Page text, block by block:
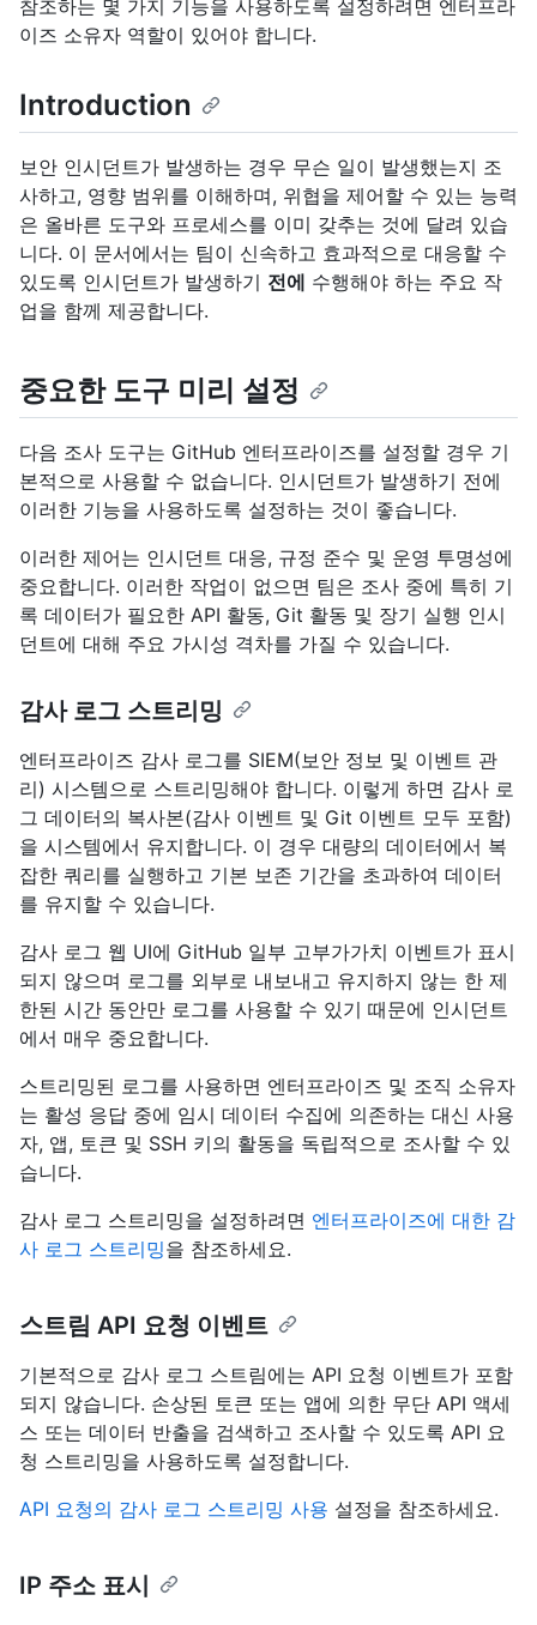
참조하는 몇 가지 기능을 사용하도록 설정하려면 엔터프라
이즈 소유자 역할이 있어야 합니다.
Introduction
보안 인시던트가 발생하는 경우 무슨 일이 발생했는지 조
사하고, 영향 범위를 이해하며, 위협을 제어할 수 있는 능력
은 올바른 도구와 프로세스를 이미 갖추는 것에 달려 있습
니다. 이 문서에서는 팀이 신속하고 효과적으로 대응할 수
있도록 인시던트가 발생하기 전에 수행해야 하는 주요 작
업을 함께 제공합니다.
중요한 도구 미리 설정
다음 조사 도구는 GitHub 엔터프라이즈를 설정할 경우 기
본적으로 사용할 수 없습니다. 인시던트가 발생하기 전에
이러한 기능을 사용하도록 설정하는 것이 좋습니다.
이러한 제어는 인시던트 대응, 규정 준수 및 운영 투명성에
중요합니다. 이러한 작업이 없으면 팀은 조사 중에 특히 기
록 데이터가 필요한 API 활동, Git 활동 및 장기 실행 인시
던트에 대해 주요 가시성 격차를 가질 수 있습니다.
감사 로그 스트리밍
엔터프라이즈 감사 로그를 SIEM(보안 정보 및 이벤트 관
리) 시스템으로 스트리밍해야 합니다. 이렇게 하면 감사 로
그 데이터의 복사본(감사 이벤트 및 Git 이벤트 모두 포함)
을 시스템에서 유지합니다. 이 경우 대량의 데이터에서 복
잡한 쿼리를 실행하고 기본 보존 기간을 초과하여 데이터
를 유지할 수 있습니다.
감사 로그 웹 UI에 GitHub 일부 고부가가치 이벤트가 표시
되지 않으며 로그를 외부로 내보내고 유지하지 않는 한 제
한된 시간 동안만 로그를 사용할 수 있기 때문에 인시던트
에서 매우 중요합니다.
스트리밍된 로그를 사용하면 엔터프라이즈 및 조직 소유자
는 활성 응답 중에 임시 데이터 수집에 의존하는 대신 사용
자, 앱, 토큰 및 SSH 키의 활동을 독립적으로 조사할 수 있
습니다.
감사 로그 스트리밍을 설정하려면 엔터프라이즈에 대한 감
사 로그 스트리밍을 참조하세요.
스트림 API 요청 이벤트
기본적으로 감사 로그 스트림에는 API 요청 이벤트가 포함
되지 않습니다. 손상된 토큰 또는 앱에 의한 무단 API 액세
스 또는 데이터 반출을 검색하고 조사할 수 있도록 API 요
청 스트리밍을 사용하도록 설정합니다.
API 요청의 감사 로그 스트리밍 사용 설정을 참조하세요.
IP 주소 표시